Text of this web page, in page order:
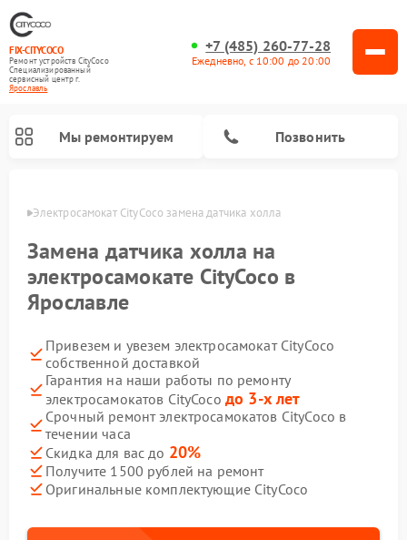
FIX-CITYCOCO
Ремонт устройств CityCoco
Специализированный
cервисный центр г.
Ярославль
+7 (485) 260-77-28
Ежедневно, с 10:00 до 20:00
Мы ремонтируем Позвонить
Электросамокат CityCoco замена датчика холла
Замена датчика холла на
электросамокате CityCoco в
Ярославле
Привезем и увезем электросамокат CityCoco
собственной доставкой
Гарантия на наши работы по ремонту
электросамокатов CityCoco до 3-х лет
Срочный ремонт электросамокатов CityCoco в
течении часа
Скидка для вас до 20%
Получите 1500 рублей на ремонт
Оригинальные комплектующие CityCoco